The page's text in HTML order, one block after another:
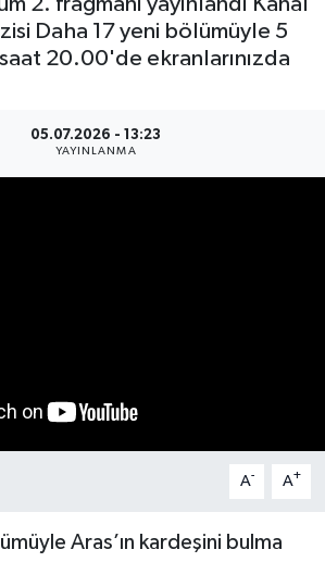
Daha 17 yeni bölümüyle 5
20.00'de ekranlarınızda
05.07.2026 - 13:23
YAYINLANMA
A- A+
Aras’ın kardeşini bulma